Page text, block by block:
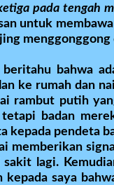
pada tengah
untuk
bahwa
ke rumah dan
rambut putih
badan
kepada pendeta
memberikan
lagi.
saya